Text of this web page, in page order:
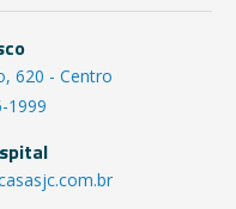
620 - Centro
1999